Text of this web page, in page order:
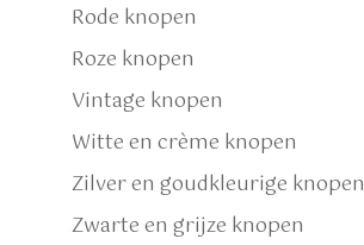
Rode knopen
Roze knopen
Vintage knopen
Witte en crème knopen
Zilver en goudkleurige knopen
Zwarte en grijze knopen